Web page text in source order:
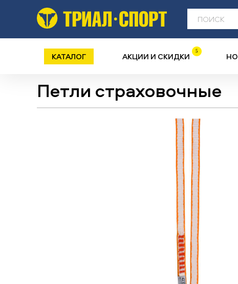
КАТАЛОГ АКЦИИ И СКИДКИ 5
Петли страховочные